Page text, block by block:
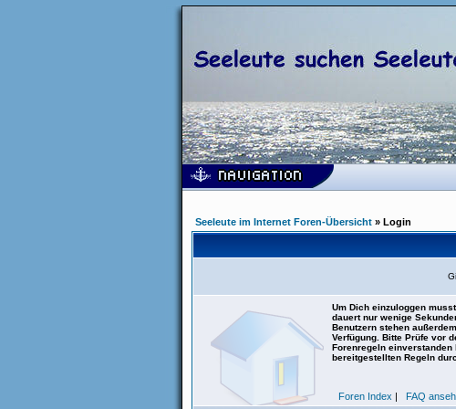
Seeleute im Internet Foren-Übersicht » Login
Um Dich einzuloggen
dauert nur wenige
Benutzern stehen
Verfügung. Bitte Prüfe vor
Forenregeln
bereitgestellten Regeln
Foren Index | FAQ